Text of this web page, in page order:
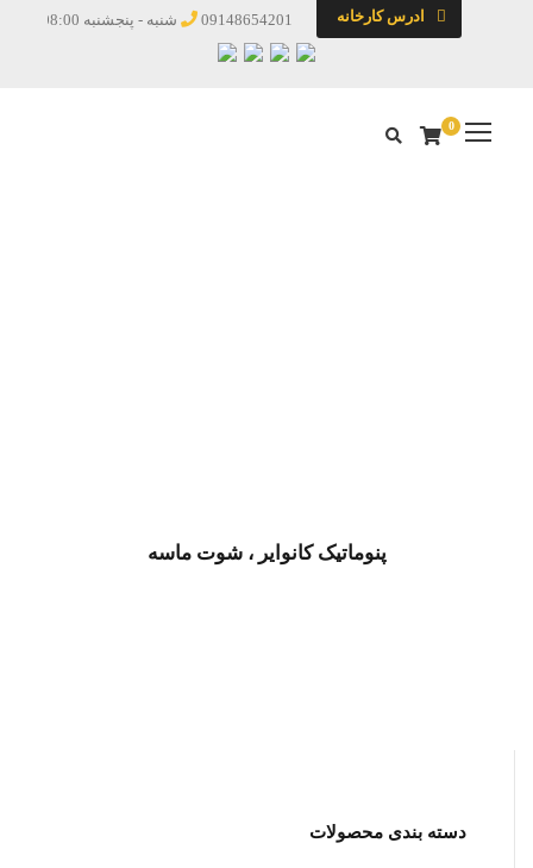
ادرس کارخانه 09148654201 شنبه - پنجشنبه 08:00 - 19:00
0
پنوماتیک کانوایر ، شوت ماسه
دسته بندی محصولات